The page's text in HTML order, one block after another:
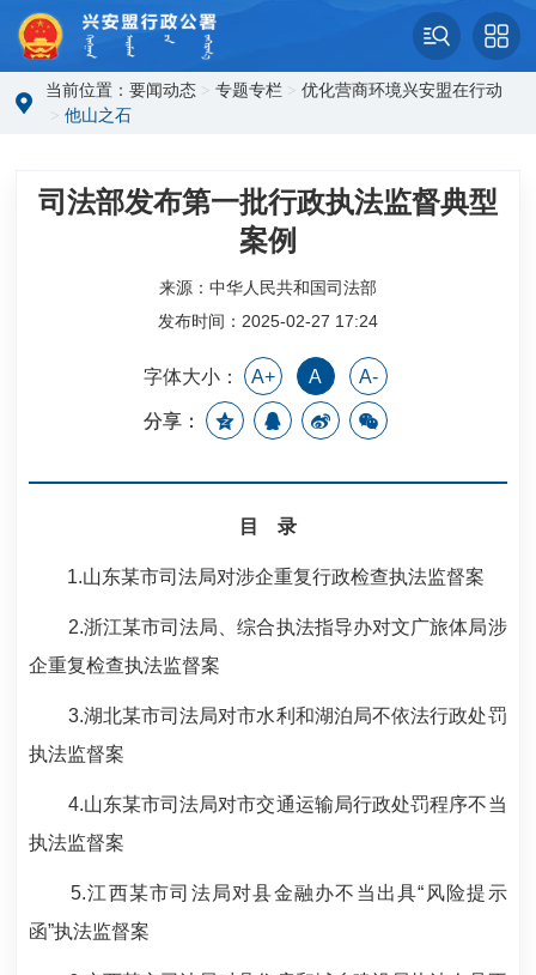
当前位置：要闻动态 >专题专栏 >优化营商环境兴安盟在行动
>他山之石
司法部发布第一批行政执法监督典型
案例
来源：中华人民共和国司法部
发布时间：2025-02-27 17:24
字体大小： A+ A A-
分享：
目 录
1.山东某市司法局对涉企重复行政检查执法监督案
2.浙江某市司法局、综合执法指导办对文广旅体局涉
企重复检查执法监督案
3.湖北某市司法局对市水利和湖泊局不依法行政处罚
执法监督案
4.山东某市司法局对市交通运输局行政处罚程序不当
执法监督案
5.江西某市司法局对县金融办不当出具“风险提示
函”执法监督案